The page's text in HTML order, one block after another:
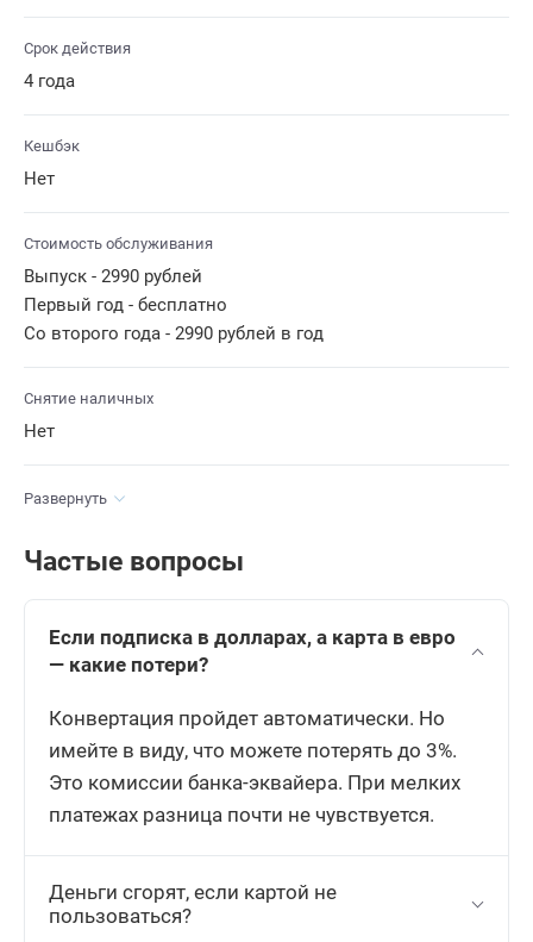
Срок действия
4 года
Кешбэк
Нет
Стоимость обслуживания
Выпуск - 2990 рублей
Первый год - бесплатно
Со второго года - 2990 рублей в год
Снятие наличных
Нет
Развернуть
Частые вопросы
Если подписка в долларах, а карта в евро
— какие потери?
Конвертация пройдет автоматически. Но
имейте в виду, что можете потерять до 3%.
Это комиссии банка-эквайера. При мелких
платежах разница почти не чувствуется.
Деньги сгорят, если картой не
пользоваться?